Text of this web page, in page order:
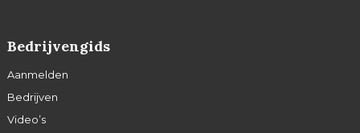
Bedrijvengids
Aanmelden
Bedrijven
Video’s